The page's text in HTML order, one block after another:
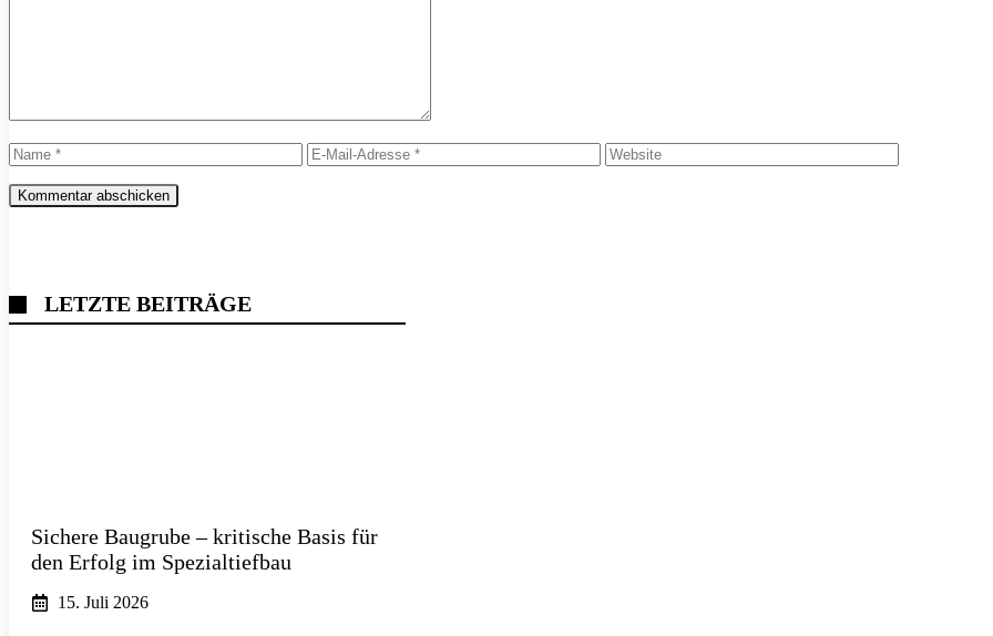
Name
E-
Mail-
Website
LETZTE BEITRÄGE
Sichere Baugrube – kritische Basis für
den Erfolg im Spezialtiefbau
15. Juli 2026